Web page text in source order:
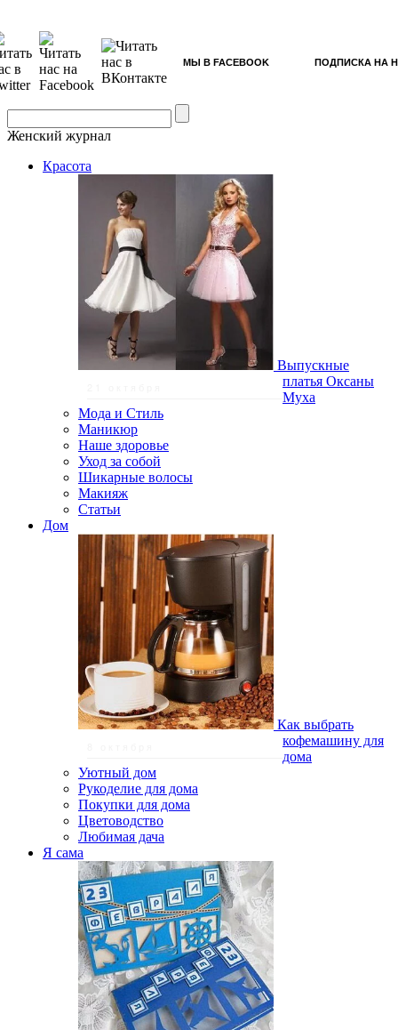
МЫ В FACEBOOK ПОДПИСКА НА
Женский журнал
Красота
Выпускные
платья Оксаны
Муха
Мода и Стиль
Маникюр
Наше здоровье
Уход за собой
Шикарные волосы
Макияж
Статьи
Дом
Как выбрать
кофемашину для
дома
Уютный дом
Рукоделие для дома
Покупки для дома
Цветоводство
Любимая дача
Я сама